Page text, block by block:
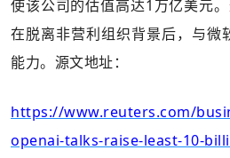
使该公司的估值高达1万亿美元
在脱离非营利组织背景后，与微
能力。源文地址：
https://www.reuters.com/
openai-talks-raise-least-10-